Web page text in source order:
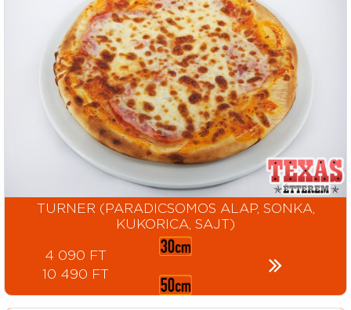
TURNER (PARADICSOMOS ALAP, SONKA,
KUKORICA, SAJT)
4 090 FT
10 490 FT